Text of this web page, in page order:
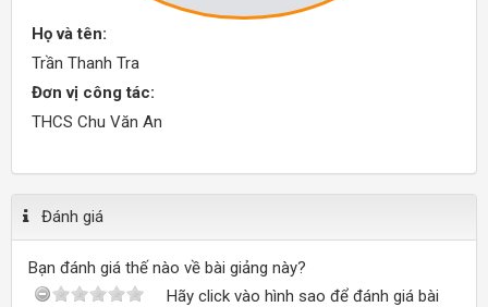
Họ và tên:
Trần Thanh Tra
Đơn vị công tác:
THCS Chu Văn An
Đánh giá
Bạn đánh giá thế nào về bài giảng này?
Hãy click vào hình sao để đánh giá bài